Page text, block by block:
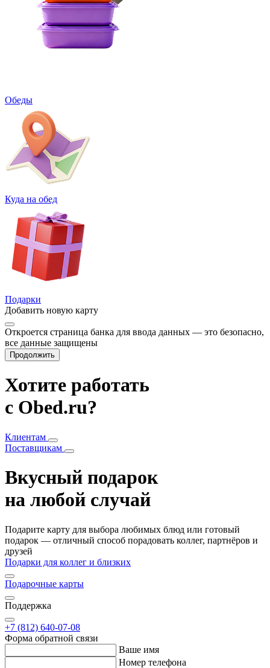
Обеды
Куда на обед
Подарки
Добавить новую карту
Откроется страница банка для ввода данных — это безопасно,
все данные защищены
Продолжить
Хотите работать
с Obed.ru?
Клиентам
Поставщикам
Вкусный подарок
на любой случай
Подарите карту для выбора любимых блюд или готовый
подарок — отличный способ порадовать коллег, партнёров и
друзей
Подарки для коллег и близких
Подарочные карты
Поддержка
+7 (812) 640-07-08
Форма обратной связи
Ваше имя
Номер телефона